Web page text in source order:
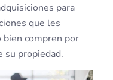
para
que les
compren por
su propiedad.